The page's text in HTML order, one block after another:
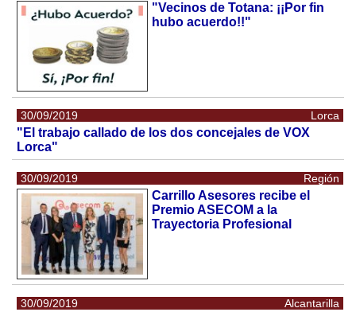
"Vecinos de Totana: ¡¡Por fin
hubo acuerdo!!"
30/09/2019 Lorca
"El trabajo callado de los dos concejales de VOX
Lorca"
30/09/2019 Región
Carrillo Asesores recibe el
Premio ASECOM a la
Trayectoria Profesional
30/09/2019 Alcantarilla